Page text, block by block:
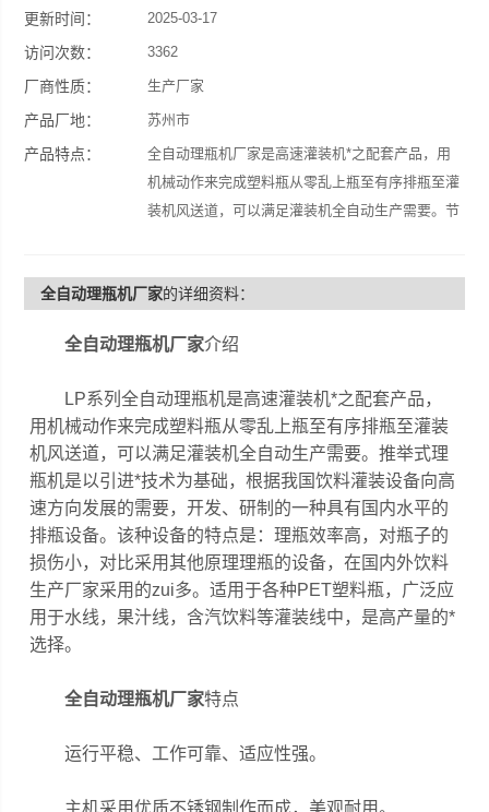
更新时间： 2025-03-17
访问次数： 3362
厂商性质： 生产厂家
产品厂地： 苏州市
产品特点：
全自动理瓶机厂家是高速灌装机*之配套产品，用
机械动作来完成塑料瓶从零乱上瓶至有序排瓶至灌
装机风送道，可以满足灌装机全自动生产需要。节
全自动理瓶机厂家的详细资料：
全自动理瓶机厂家介绍
LP系列全自动理瓶机是高速灌装机*之配套产品，
用机械动作来完成塑料瓶从零乱上瓶至有序排瓶至灌装
机风送道，可以满足灌装机全自动生产需要。推举式理
瓶机是以引进*技术为基础，根据我国饮料灌装设备向高
速方向发展的需要，开发、研制的一种具有国内水平的
排瓶设备。该种设备的特点是：理瓶效率高，对瓶子的
损伤小，对比采用其他原理理瓶的设备，在国内外饮料
生产厂家采用的zui多。适用于各种PET塑料瓶，广泛应
用于水线，果汁线，含汽饮料等灌装线中，是高产量的*
选择。
全自动理瓶机厂家特点
运行平稳、工作可靠、适应性强。
主机采用优质不锈钢制作而成，美观耐用。